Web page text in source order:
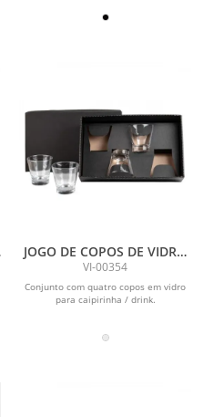
JOGO DE COPOS DE VIDRO
P/ CAIPIRINHA / DRINK -
350 ML - 4 PÇS
VI-00354
Conjunto com quatro copos em vidro
para caipirinha / drink.